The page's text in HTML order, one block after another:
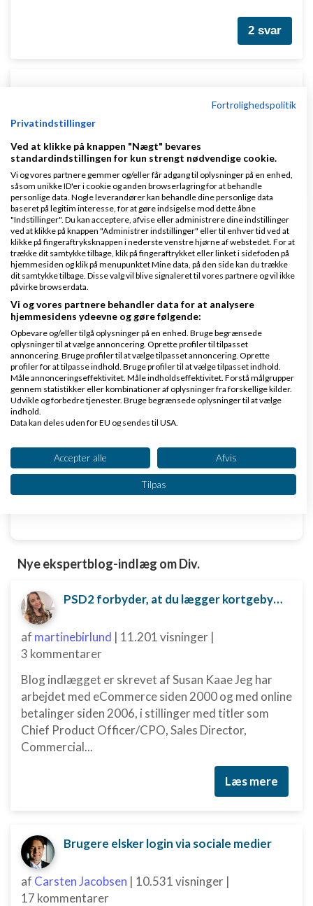
2 svar
Nyeste indlæg
1 svar
Klar lønnen med Danløn
Lav løn på et øjeblik–nemt, sikkert
og billigt. Opret gratis konto.
www.danlon.dk/
Køb en virksomhed
Køb en virksomhed med
kunder og omsætning hos Saxis
www.saxis.dk
Dinero Regnskabsprogram
Opret nemt og hurtigt fakturaer
Lav gratis bruger på Dinero i dag
www.dinero.dk
Nye ekspertblog-indlæg om Div.
PSD2 forbyder, at du lægger kortgebyret ud til dine kunder fra 1. januar 2018
af martinebirlund | 11.201 visninger |
3 kommentarer
Blog indlægget er skrevet af Susan Kaae Jeg har
arbejdet med eCommerce siden 2000 og med online
betalinger siden 2006, i stillinger med titler som
Chief Product Officer/CPO, Sales Director,
Commercial...
Læs mere
Brugere elsker login via sociale medier
af Carsten Jacobsen | 10.531 visninger |
17 kommentarer
Fortrolighedspolitik
Privatindstillinger
Ved at klikke på knappen "Nægt" bevares
standardindstillingen for kun strengt nødvendige cookie.
Vi og vores partnere gemmer og/eller får adgang til oplysninger på en enhed,
såsom unikke ID'er i cookie og anden browserlagring for at behandle
personlige data. Nogle leverandører kan behandle dine personlige data
baseret på legitim interesse, for at gøre indsigelse mod dette åbne
"Indstillinger". Du kan acceptere, afvise eller administrere dine indstillinger
ved at klikke på knappen "Administrer indstillinger" eller til enhver tid ved at
klikke på fingeraftryksknappen i nederste venstre hjørne af webstedet. For at
trække dit samtykke tilbage, klik på fingeraftrykket eller linket i sidefoden på
hjemmesiden og klik på menupunktet Mine data, på den side kan du trække
dit samtykke tilbage. Disse valg vil blive signaleret til vores partnere og vil ikke
påvirke browserdata.
Vi og vores partnere behandler data for at analysere
hjemmesidens ydeevne og gøre følgende:
Opbevare og/eller tilgå oplysninger på en enhed. Bruge begrænsede
oplysninger til at vælge annoncering. Oprette profiler til tilpasset
annoncering. Bruge profiler til at vælge tilpasset annoncering. Oprette
profiler for at tilpasse indhold. Bruge profiler til at vælge tilpasset indhold.
Måle annonceringseffektivitet. Måle indholdseffektivitet. Forstå målgrupper
gennem statistikker eller kombinationer af oplysninger fra forskellige kilder.
Udvikle og forbedre tjenester. Bruge begrænsede oplysninger til at vælge
indhold.
Data kan deles uden for EU og sendes til USA.
Se partnerliste (2 IAB-leverandører)
Vi bruger dine data til følgende formål:
IAB's behandlingsformål:
annoncering
Oprette profiler til tilpasset annoncering
Bruge profiler til at vælge tilpasset
annoncering
Bruge profiler til at vælge tilpasset indhold
Måle annonceringseffektivitet
Måle indholdseffektivitet
Forstå målgrupper gennem statistikker eller
Bruge begrænsede oplysninger til at vælge
indhold
IAB Special Features:
Accepter alle Afvis
Tilpas